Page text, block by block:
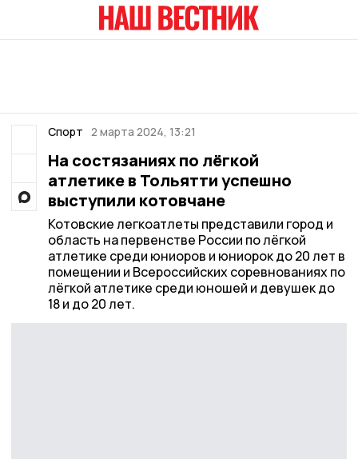
Спорт 2 марта 2024, 13:21
На состязаниях по лёгкой
атлетике в Тольятти успешно
выступили котовчане
Котовские легкоатлеты представили город и
область на первенстве России по лёгкой
атлетике среди юниоров и юниорок до 20 лет в
помещении и Всероссийских соревнованиях по
лёгкой атлетике среди юношей и девушек до
18 и до 20 лет.